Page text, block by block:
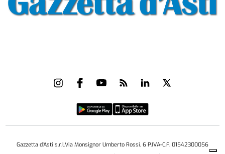
Gazzetta d'Asti s.r.l.Via Monsignor Umberto Rossi, 6 P.IVA-C.F. 01542300056